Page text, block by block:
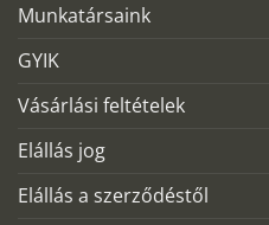
Munkatársaink
GYIK
Vásárlási feltételek
Elállás jog
Elállás a szerződéstől